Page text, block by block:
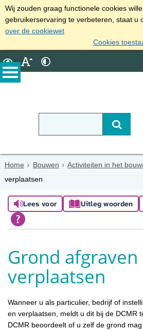
Wij zouden graag functionele cookies
gebruikerservaring te verbeteren, staat u
over de cookiewet
Cookies
Home Bouwen Activiteiten in het
verplaatsen
Lees voor Uitleg woorden
Grond afgraven
verplaatsen
Wanneer u als particulier, bedrijf of
en verplaatsen, meldt u dit bij de DCMR
DCMR beoordeelt of u zelf de grond